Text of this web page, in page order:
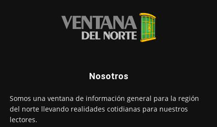
Nosotros
Somos una ventana de información general para la región
del norte llevando realidades cotidianas para nuestros
lectores.